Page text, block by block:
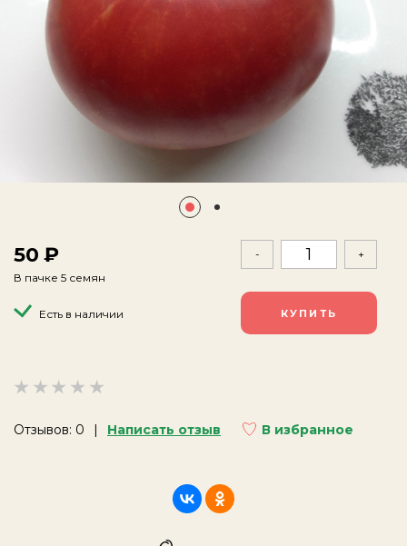
Отзывов: 0 Написать отзыв В избранное
50
В пачке 5 семян
Есть в наличии
- +